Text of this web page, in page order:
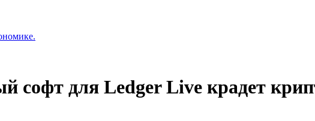
софт для Ledger Live крадет